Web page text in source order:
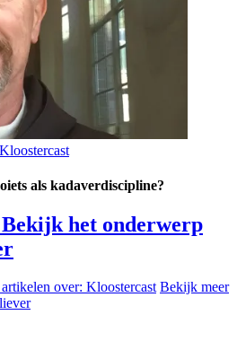
Kloostercast
als kadaverdiscipline?
het onderwerp
over: Kloostercast Bekijk meer